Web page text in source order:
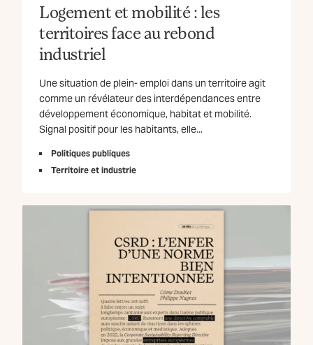
Logement et mobilité : les
territoires face au rebond
industriel
Une situation de plein- emploi dans un territoire agit
comme un révélateur des interdépendances entre
développement économique, habitat et mobilité.
Signal positif pour les habitants, elle...
Politiques publiques
Territoire et industrie